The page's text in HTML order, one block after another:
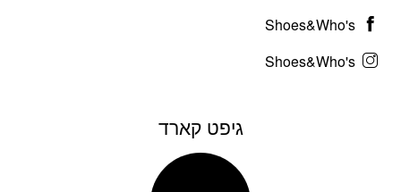
Shoes&Who's
Shoes&Who's
גיפט קארד